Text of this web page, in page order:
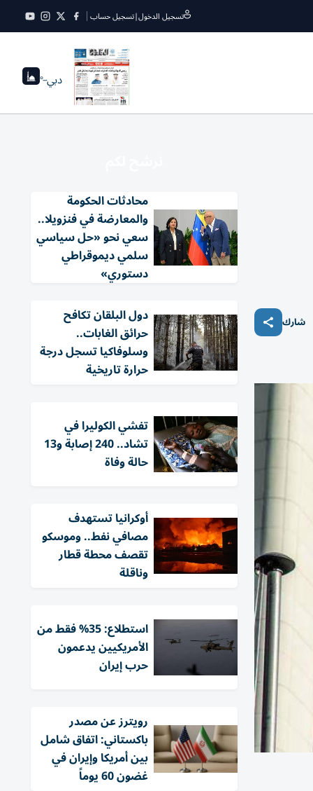
تسجيل الدخول|تسجيل حساب
دبي--°
شارك
محادثات الحكومة
والمعارضة في فنزويلا..
سعي نحو «حل سياسي
سلمي ديموقراطي
دستوري»
دول البلقان تكافح
حرائق الغابات..
وسلوفاكيا تسجل درجة
حرارة تاريخية
تفشي الكوليرا في
تشاد.. 240 إصابة و13
حالة وفاة
أوكرانيا تستهدف
مصافي نفط.. وموسكو
تقصف محطة قطار
وناقلة
استطلاع: 35% فقط من
الأمريكيين يدعمون
حرب إيران
‏رويترز عن مصدر
باكستاني: اتفاق شامل
بين أمريكا وإيران في
غضون 60 يوماً